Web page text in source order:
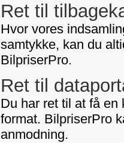
Ret til
Hvor vores
samtykke, kan du
BilpriserPro.
Ret til
Du har ret til at få
format. BilpriserPro
anmodning.